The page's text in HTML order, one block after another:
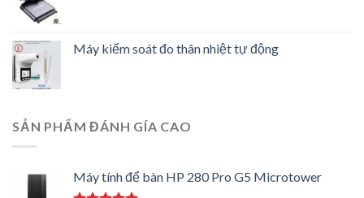
Máy kiểm soát đo thân nhiệt tự động
SẢN PHẨM ĐÁNH GÍA CAO
Máy tính để bàn HP 280 Pro G5 Microtower